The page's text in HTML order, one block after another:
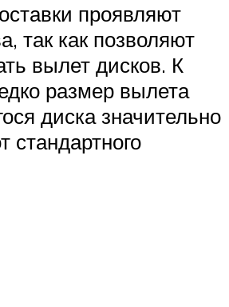
проявляют
так как позволяют
вылет дисков. К
размер вылета
диска значительно
стандартного